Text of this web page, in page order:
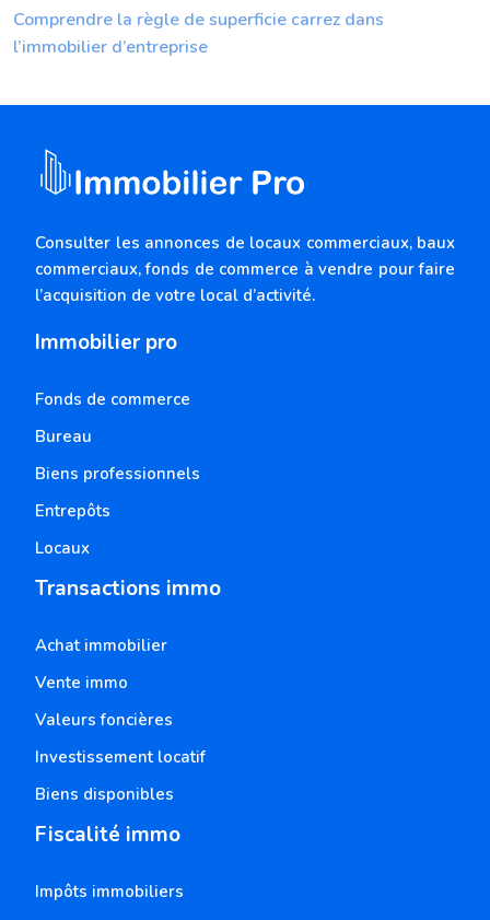
Comprendre la règle de superficie carrez dans
l’immobilier d’entreprise
Consulter les annonces de locaux commerciaux, baux
commerciaux, fonds de commerce à vendre pour faire
l’acquisition de votre local d’activité.
Immobilier pro
Fonds de commerce
Bureau
Biens professionnels
Entrepôts
Locaux
Transactions immo
Achat immobilier
Vente immo
Valeurs foncières
Investissement locatif
Biens disponibles
Fiscalité immo
Impôts immobiliers